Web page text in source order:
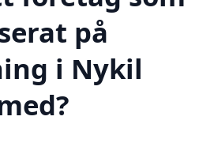
på
i Nykil